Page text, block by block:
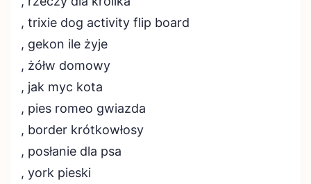
, trixie dog activity flip board
, gekon ile żyje
, żółw domowy
, jak myc kota
, pies romeo gwiazda
, border krótkowłosy
, posłanie dla psa
, york pieski